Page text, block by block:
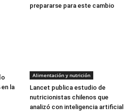
prepararse para este cambio
la
Alimentación y nutrición
Lancet publica estudio de
nutricionistas chilenos que
analizó con inteligencia artificial